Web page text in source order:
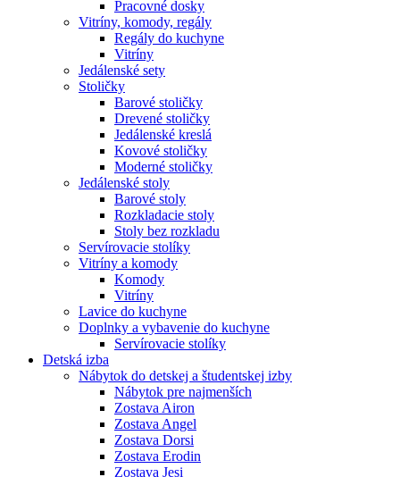
Pracovné dosky
Vitríny, komody, regály
Regály do kuchyne
Vitríny
Jedálenské sety
Stoličky
Barové stoličky
Drevené stoličky
Jedálenské kreslá
Kovové stoličky
Moderné stoličky
Jedálenské stoly
Barové stoly
Rozkladacie stoly
Stoly bez rozkladu
Servírovacie stolíky
Vitríny a komody
Komody
Vitríny
Lavice do kuchyne
Doplnky a vybavenie do kuchyne
Servírovacie stolíky
Detská izba
Nábytok do detskej a študentskej izby
Nábytok pre najmenších
Zostava Airon
Zostava Angel
Zostava Dorsi
Zostava Erodin
Zostava Jesi